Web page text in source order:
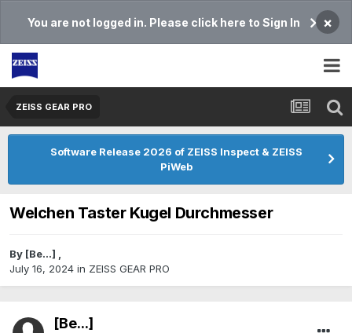
You are not logged in. Please click here to Sign In ×
ZEISS GEAR PRO
Software Release 2026 of ZEISS Inspect & ZEISS
PiWeb
Welchen Taster Kugel Durchmesser
By [Be...] ,
July 16, 2024 in ZEISS GEAR PRO
[Be...]